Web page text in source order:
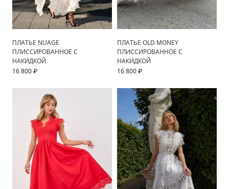
ПЛАТЬЕ NUAGE
ПЛИССИРОВАННОЕ С
НАКИДКОЙ
16 800 ₽
ПЛАТЬЕ OLD MONEY
ПЛИССИРОВАННОЕ С
НАКИДКОЙ
16 800 ₽